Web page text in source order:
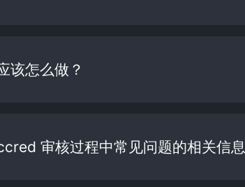
该怎么做？
审核过程中常见问题的相关信